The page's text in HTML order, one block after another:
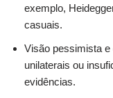
exemplo,
casuais.
Visão pessimista
unilaterais ou
evidências.